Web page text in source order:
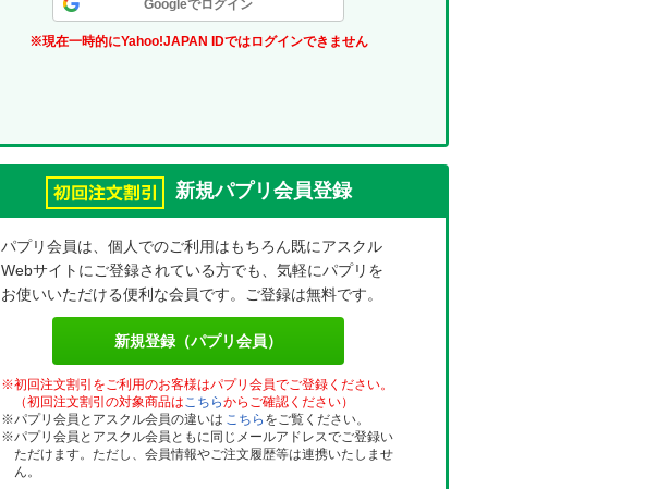
リ)
Googleでログイン
※現在一時的にYahoo!JAPAN IDではログインできません
新規パプリ会員登録
パプリ会員は、個人でのご利用はもちろん既にアスクル
Webサイトにご登録されている方でも、気軽にパプリを
お使いいただける便利な会員です。ご登録は無料です。
新規登録（パプリ会員）
初回注文割引をご利用のお客様はパプリ会員でご登録ください。
（初回注文割引の対象商品はこちらからご確認ください）
パプリ会員とアスクル会員の違いは こちら をご覧ください。
パプリ会員とアスクル会員ともに同じメールアドレスでご登録い
ただけます。ただし、会員情報やご注文履歴等は連携いたしませ
ん。